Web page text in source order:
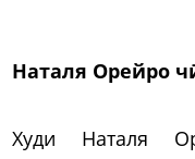
Наталя Орейро
Худи Наталя